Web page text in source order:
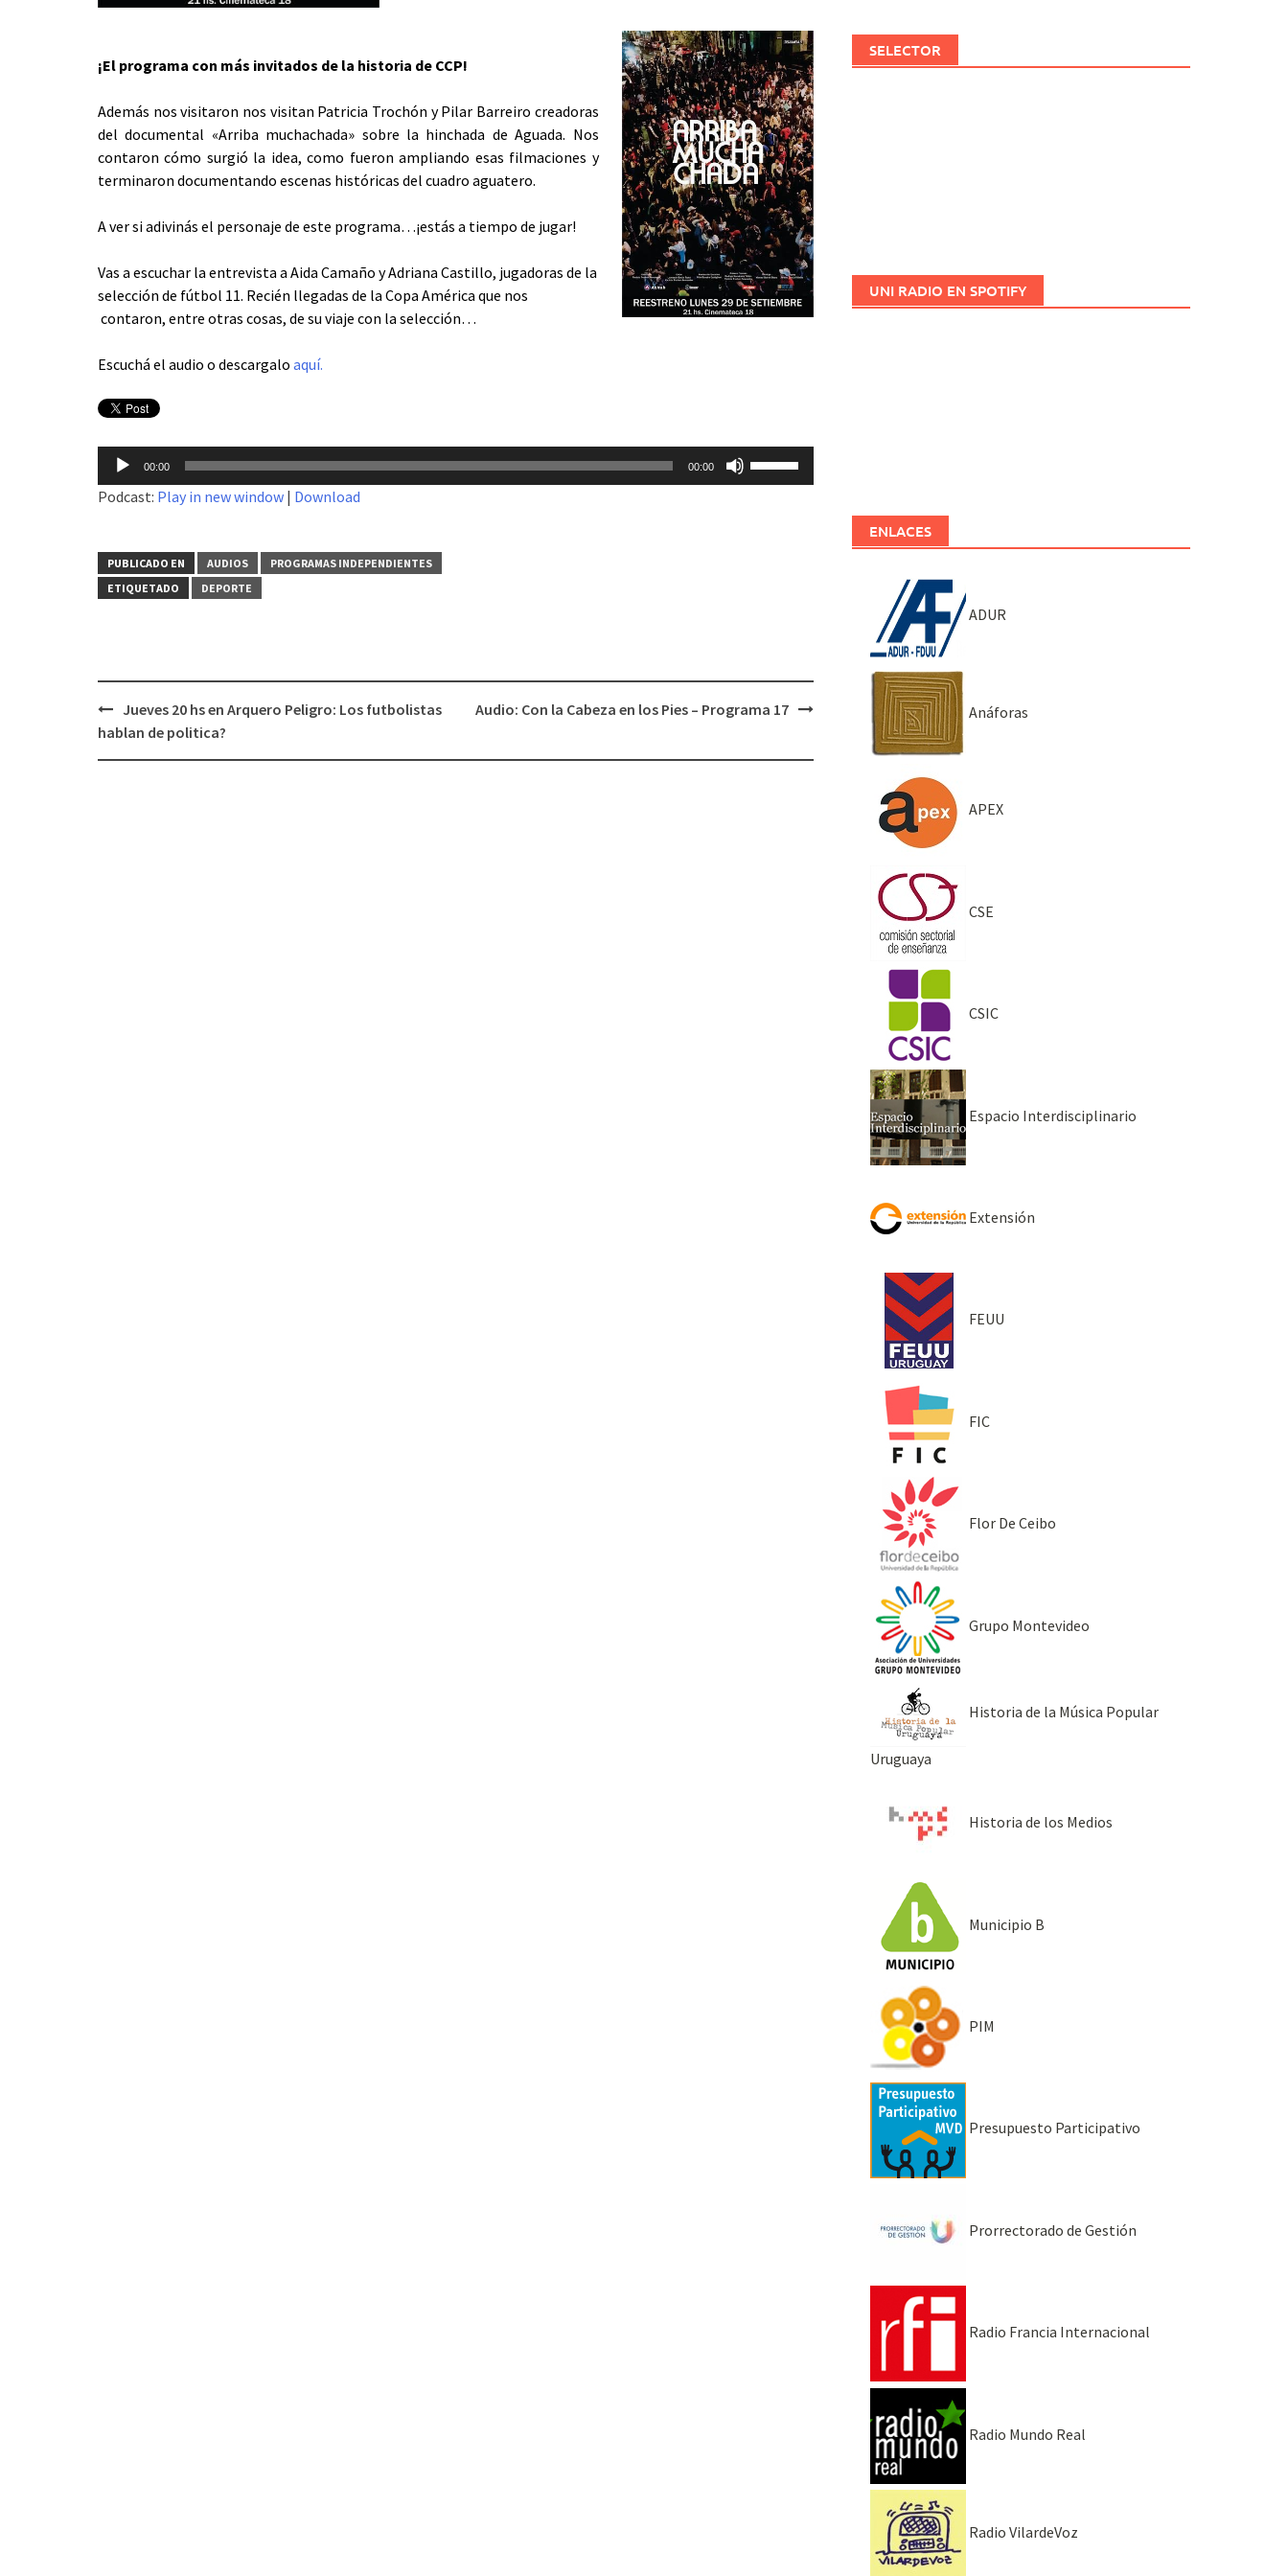
¡El programa con más invitados de la historia de CCP!
Además nos visitaron nos visitan Patricia Trochón y Pilar Barreiro creadoras
del documental «Arriba muchachada» sobre la hinchada de Aguada. Nos
contaron cómo surgió la idea, como fueron ampliando esas filmaciones y
terminaron documentando escenas históricas del cuadro aguatero.
A ver si adivinás el personaje de este programa…¡estás a tiempo de jugar!
Vas a escuchar la entrevista a Aida Camaño y Adriana Castillo, jugadoras de la
selección de fútbol 11. Recién llegadas de la Copa América que nos
contaron, entre otras cosas, de su viaje con la selección…
Escuchá el audio o descargalo aquí.
Reproductor
audio
00:00 00:00
el
volumen.
Podcast: Play in new window | Download
PUBLICADO EN AUDIOS
PROGRAMAS INDEPENDIENTES
ETIQUETADO
DEPORTE
Navegación
Jueves 20 hs en Arquero Peligro: Los futbolistas
hablan de politica?
Audio: Con la Cabeza en los Pies – Programa 17
SELECTOR
UNI RADIO EN SPOTIFY
ENLACES
ADUR
Anáforas
APEX
CSE
CSIC
Espacio Interdisciplinario
Extensión
FEUU
FIC
Flor De Ceibo
Grupo Montevideo
Historia de la Música Popular
Uruguaya
Historia de los Medios
Municipio B
PIM
Presupuesto Participativo
Prorrectorado de Gestión
Radio Francia Internacional
Radio Mundo Real
Radio VilardeVoz